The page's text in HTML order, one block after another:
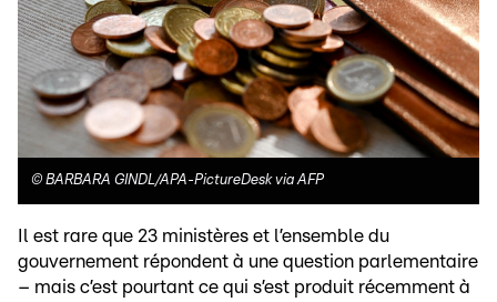
© BARBARA GINDL/APA-PictureDesk via AFP
Il est rare que 23 ministères et l’ensemble du
gouvernement répondent à une question parlementaire
– mais c’est pourtant ce qui s’est produit récemment à